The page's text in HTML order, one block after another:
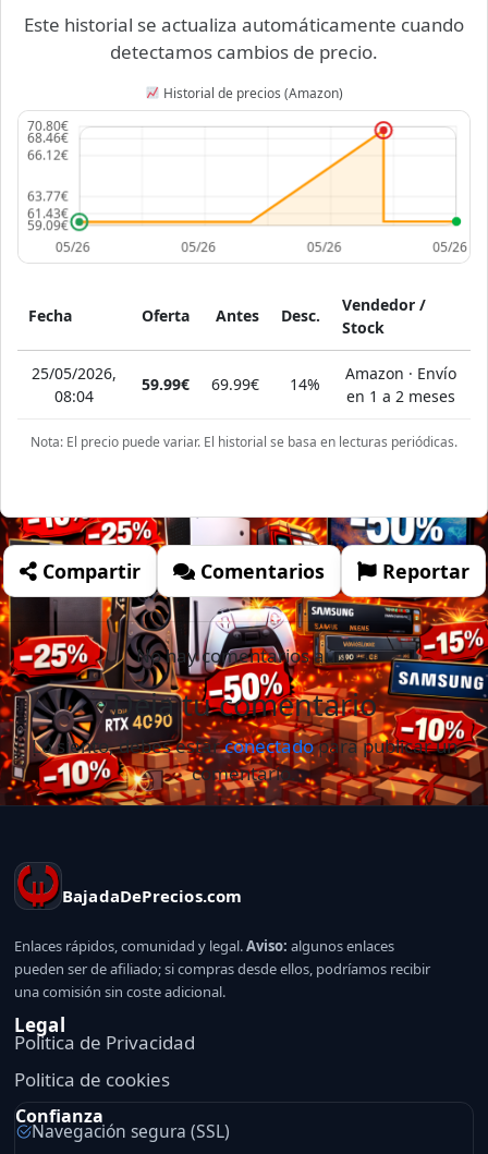
Este historial se actualiza automáticamente cuando
detectamos cambios de precio.
Historial de precios (Amazon)
Fecha Oferta Antes Desc.
Vendedor /
Stock
25/05/2026,
08:04
59.99€ 69.99€ 14%
Amazon · Envío
en 1 a 2 meses
Nota: El precio puede variar. El historial se basa en lecturas periódicas.
Compartir Comentarios Reportar
No hay comentarios aún.
Deja tu comentario
Lo siento, debes estarconectadopara publicar un
comentario.
BajadaDePrecios.com
Enlaces rápidos, comunidad y legal.Aviso: algunos enlaces
pueden ser de afiliado; si compras desde ellos, podríamos recibir
una comisión sin coste adicional.
Legal
Politica de Privacidad
Politica de cookies
Confianza
Navegación segura (SSL)